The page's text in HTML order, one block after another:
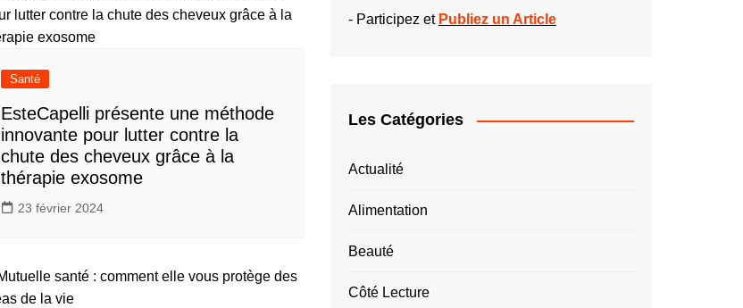
Santé
EsteCapelli présente une méthode
innovante pour lutter contre la
chute des cheveux grâce à la
thérapie exosome
23 février 2024
- Participez et Publiez un Article
Les Catégories
Actualité
Alimentation
Beauté
Côté Lecture